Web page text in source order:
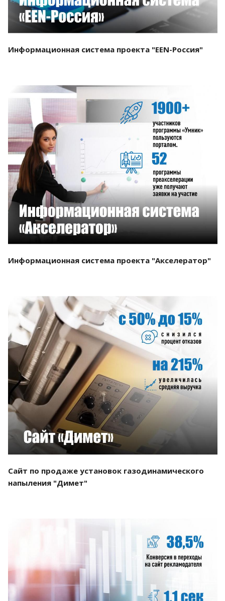
Информационная система проекта "EEN-Россия"
Смотреть проект
Информационная система проекта "Акселератор"
Смотреть проект
Сайт по продаже установок газодинамического
напыления "Димет"